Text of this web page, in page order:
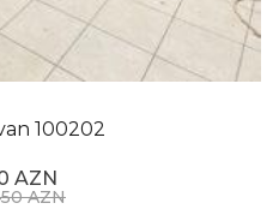
100202
AZN
AZN